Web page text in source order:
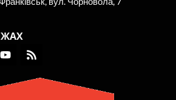
Y
o
t
R
s